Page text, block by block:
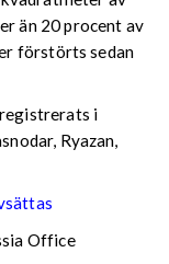
än 20 procent av
förstörts sedan
i
Ryazan,
Office